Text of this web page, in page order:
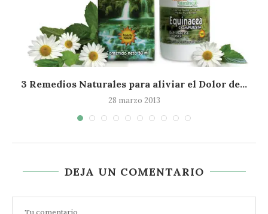
3 Remedios Naturales para aliviar el Dolor de...
28 marzo 2013
DEJA UN COMENTARIO